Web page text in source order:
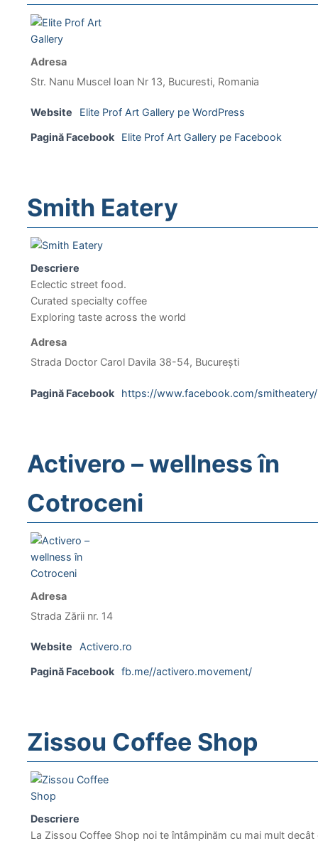
Adresa
Str. Nanu Muscel Ioan Nr 13, Bucuresti, Romania
Website Elite Prof Art Gallery pe WordPress
Pagină Facebook Elite Prof Art Gallery pe Facebook
Smith Eatery
Descriere
Eclectic street food.
Curated specialty coffee
Exploring taste across the world
Adresa
Strada Doctor Carol Davila 38-54, București
Pagină Facebook https://www.facebook.com/smitheatery/
Activero – wellness în
Cotroceni
Adresa
Strada Zării nr. 14
Website Activero.ro
Pagină Facebook fb.me//activero.movement/
Zissou Coffee Shop
Descriere
La Zissou Coffee Shop noi te întâmpinăm cu mai mult decât